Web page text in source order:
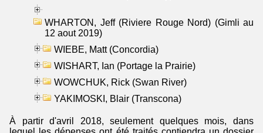
WHARTON, Jeff (Riviere Rouge Nord) (Gimli au
12 aout 2019)
WIEBE, Matt (Concordia)
WISHART, Ian (Portage la Prairie)
WOWCHUK, Rick (Swan River)
YAKIMOSKI, Blair (Transcona)
À partir d'avril 2018, seulement quelques mois, dans